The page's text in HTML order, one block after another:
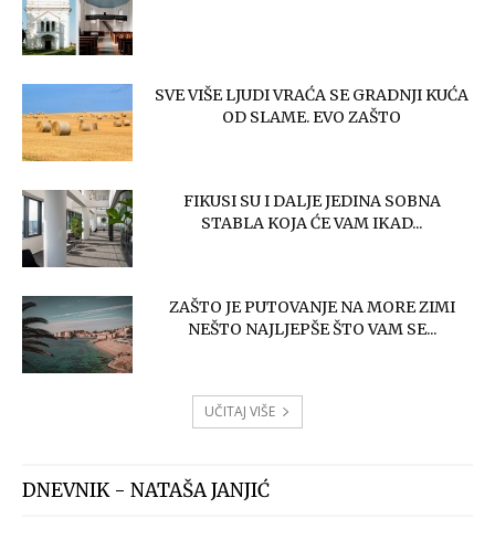
SVE VIŠE LJUDI VRAĆA SE GRADNJI KUĆA
OD SLAME. EVO ZAŠTO
FIKUSI SU I DALJE JEDINA SOBNA
STABLA KOJA ĆE VAM IKAD...
ZAŠTO JE PUTOVANJE NA MORE ZIMI
NEŠTO NAJLJEPŠE ŠTO VAM SE...
UČITAJ VIŠE
DNEVNIK - NATAŠA JANJIĆ